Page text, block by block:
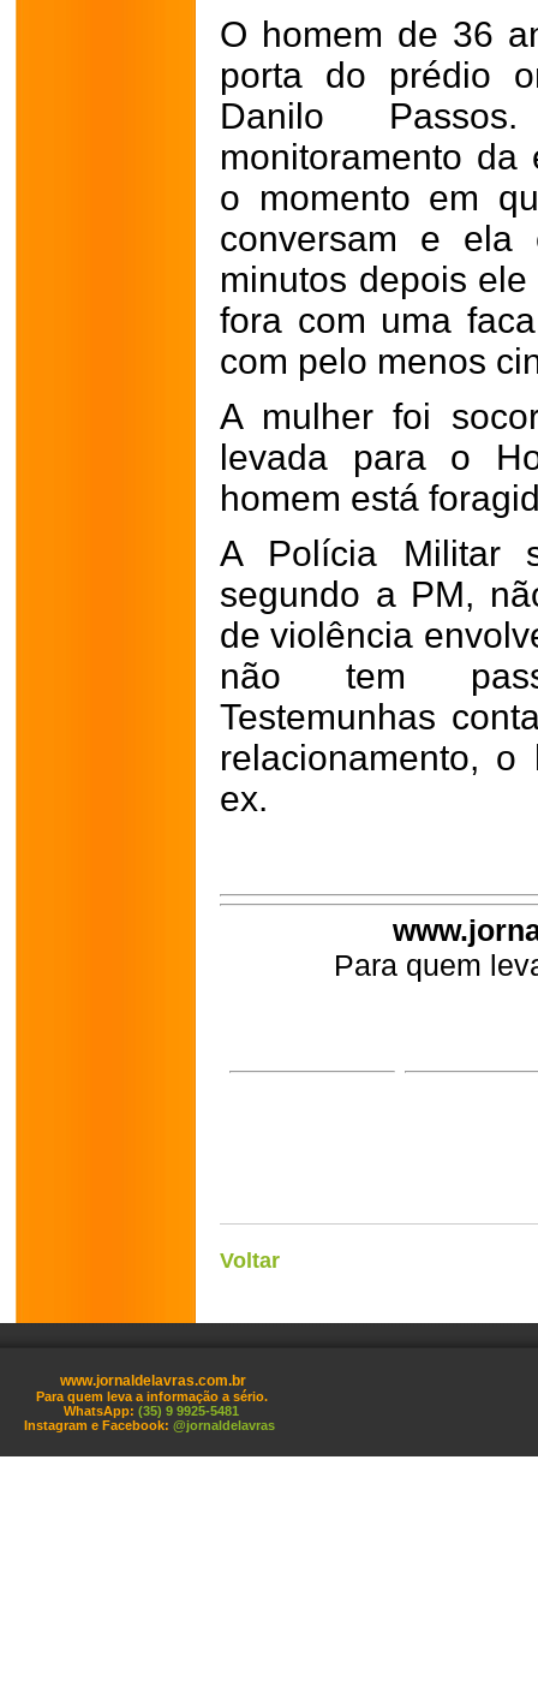
O homem de 36
porta do prédio
Danilo
monitoramento
o momento em
conversam e
minutos depois
fora com uma
com pelo menos
A mulher foi
levada para o
homem está
A Polícia Militar
segundo a PM,
de violência
não tem
Testemunhas
relacionamento,
ex.
Para quem
Voltar
www.jornaldelavras.com.br
Para quem leva a informação a sério.
WhatsApp: (35) 9 9925-5481
Instagram e Facebook: @jornaldelavras